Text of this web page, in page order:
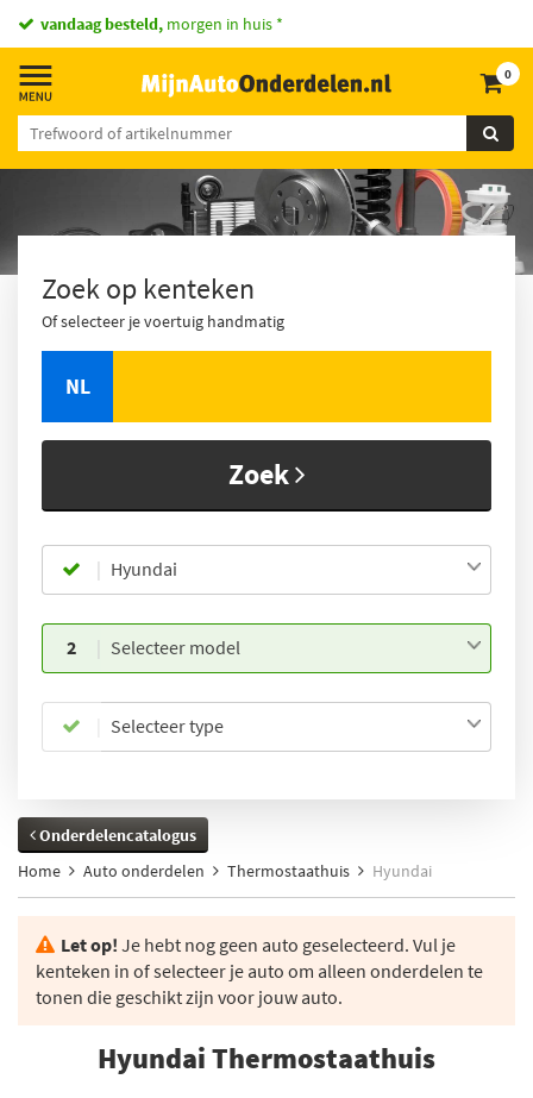
vandaag besteld, morgen in huis *
0
Zoek op kenteken
Of selecteer je voertuig handmatig
NL
Zoek
Hyundai
2 Selecteer model
Selecteer type
Onderdelencatalogus
Home
Auto onderdelen Thermostaathuis Hyundai
Let op! Je hebt nog geen auto geselecteerd. Vul je
kenteken in of selecteer je auto om alleen onderdelen te
tonen die geschikt zijn voor jouw auto.
Hyundai Thermostaathuis